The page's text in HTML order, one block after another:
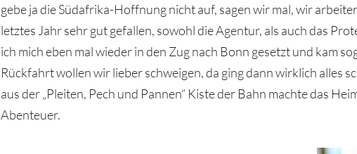
gebe ja die Südafrika-Hoffnung nicht auf, sagen wir mal, wir
letztes Jahr sehr gut gefallen, sowohl die Agentur, als auch das
ich mich eben mal wieder in den Zug nach Bonn gesetzt und kam
Rückfahrt wollen wir lieber schweigen, da ging dann wirklich alles
aus der „Pleiten, Pech und Pannen“ Kiste der Bahn machte das
Abenteuer.